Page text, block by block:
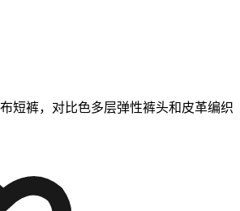
短裤，对比色多层弹性裤头和皮革编织